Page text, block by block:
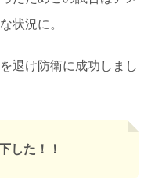
状況に。
退け防衛に成功しまし
した！！